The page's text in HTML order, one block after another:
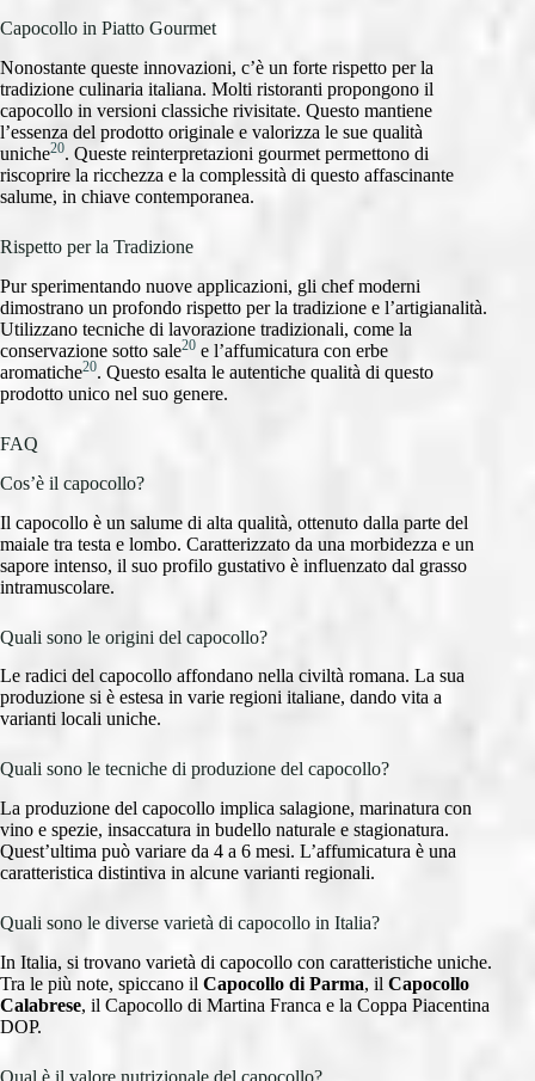
Capocollo in Piatto Gourmet
Nonostante queste innovazioni, c’è un forte rispetto per la
tradizione culinaria italiana. Molti ristoranti propongono il
capocollo in versioni classiche rivisitate. Questo mantiene
l’essenza del prodotto originale e valorizza le sue qualità
uniche20. Queste reinterpretazioni gourmet permettono di
riscoprire la ricchezza e la complessità di questo affascinante
salume, in chiave contemporanea.
Rispetto per la Tradizione
Pur sperimentando nuove applicazioni, gli chef moderni
dimostrano un profondo rispetto per la tradizione e l’artigianalità.
Utilizzano tecniche di lavorazione tradizionali, come la
conservazione sotto sale20 e l’affumicatura con erbe
aromatiche20. Questo esalta le autentiche qualità di questo
prodotto unico nel suo genere.
FAQ
Cos’è il capocollo?
Il capocollo è un salume di alta qualità, ottenuto dalla parte del
maiale tra testa e lombo. Caratterizzato da una morbidezza e un
sapore intenso, il suo profilo gustativo è influenzato dal grasso
intramuscolare.
Quali sono le origini del capocollo?
Le radici del capocollo affondano nella civiltà romana. La sua
produzione si è estesa in varie regioni italiane, dando vita a
varianti locali uniche.
Quali sono le tecniche di produzione del capocollo?
La produzione del capocollo implica salagione, marinatura con
vino e spezie, insaccatura in budello naturale e stagionatura.
Quest’ultima può variare da 4 a 6 mesi. L’affumicatura è una
caratteristica distintiva in alcune varianti regionali.
Quali sono le diverse varietà di capocollo in Italia?
In Italia, si trovano varietà di capocollo con caratteristiche uniche.
Tra le più note, spiccano il Capocollo di Parma, il Capocollo
Calabrese, il Capocollo di Martina Franca e la Coppa Piacentina
DOP.
Qual è il valore nutrizionale del capocollo?